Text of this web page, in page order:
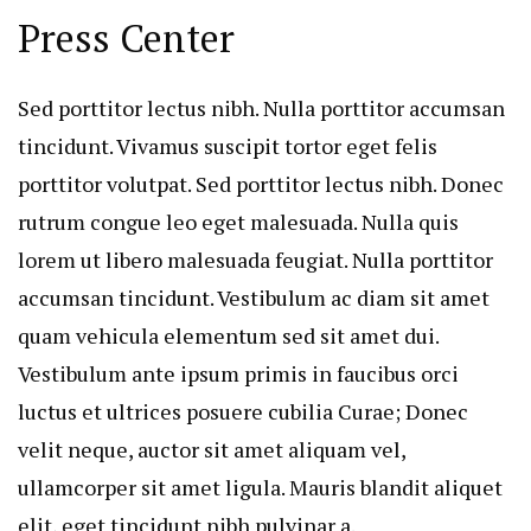
Press Center
Sed porttitor lectus nibh. Nulla porttitor accumsan
tincidunt. Vivamus suscipit tortor eget felis
porttitor volutpat. Sed porttitor lectus nibh. Donec
rutrum congue leo eget malesuada. Nulla quis
lorem ut libero malesuada feugiat. Nulla porttitor
accumsan tincidunt. Vestibulum ac diam sit amet
quam vehicula elementum sed sit amet dui.
Vestibulum ante ipsum primis in faucibus orci
luctus et ultrices posuere cubilia Curae; Donec
velit neque, auctor sit amet aliquam vel,
ullamcorper sit amet ligula. Mauris blandit aliquet